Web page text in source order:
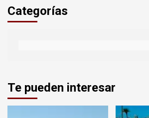
Categorías
Te pueden interesar